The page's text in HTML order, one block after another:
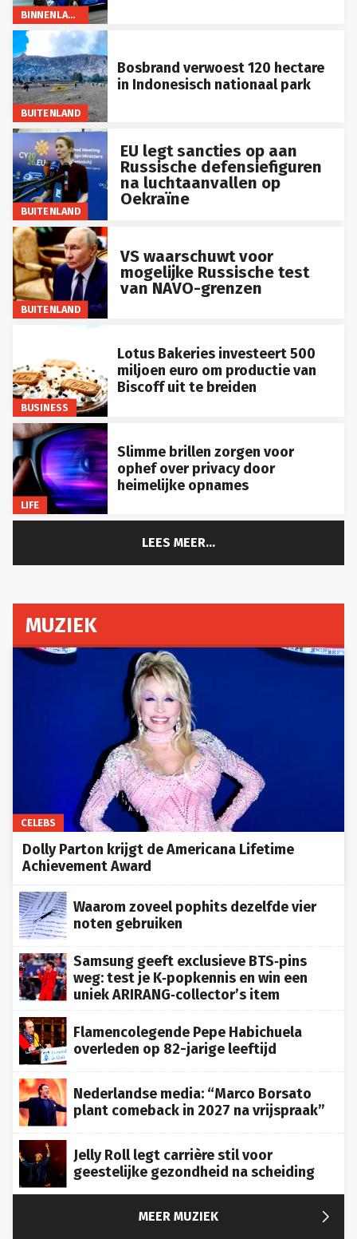
BINNENLAND
BUITENLAND
Bosbrand verwoest 120 hectare
in Indonesisch nationaal park
BUITENLAND
EU legt sancties op aan
Russische defensiefiguren
na luchtaanvallen op
Oekraïne
BUITENLAND
VS waarschuwt voor
mogelijke Russische test
van NAVO-grenzen
BUSINESS
Lotus Bakeries investeert 500
miljoen euro om productie van
Biscoff uit te breiden
LIFE
Slimme brillen zorgen voor
ophef over privacy door
heimelijke opnames
LEES MEER...
MUZIEK
CELEBS
Dolly Parton krijgt de Americana Lifetime
Achievement Award
Waarom zoveel pophits dezelfde vier
noten gebruiken
Samsung geeft exclusieve BTS‑pins
weg: test je K‑popkennis en win een
uniek ARIRANG‑collector’s item
Flamencolegende Pepe Habichuela
overleden op 82-jarige leeftijd
Nederlandse media: “Marco Borsato
plant comeback in 2027 na vrijspraak”
Jelly Roll legt carrière stil voor
geestelijke gezondheid na scheiding
MEER MUZIEK 